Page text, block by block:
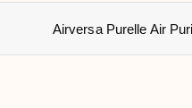
Airversa Purelle Air